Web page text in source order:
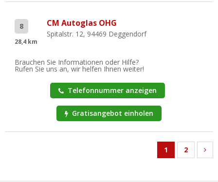
8
28,4 km
CM Autoglas OHG
Spitalstr. 12, 94469 Deggendorf
Brauchen Sie Informationen oder Hilfe?
Rufen Sie uns an, wir helfen Ihnen weiter!
Telefonnummer anzeigen
Gratisangebot einholen
1 2